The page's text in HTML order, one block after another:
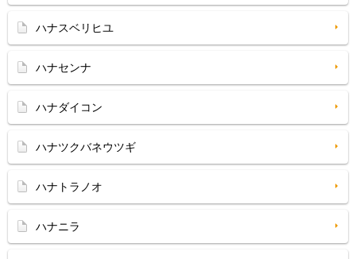
ハナスベリヒユ
ハナセンナ
ハナダイコン
ハナツクバネウツギ
ハナトラノオ
ハナニラ